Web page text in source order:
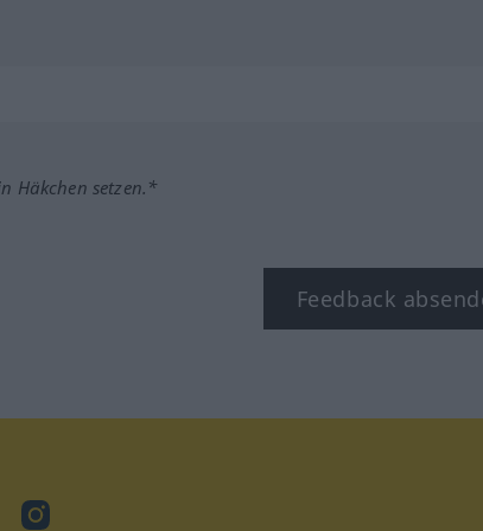
Häkchen setzen.*
Feedback
Instagram